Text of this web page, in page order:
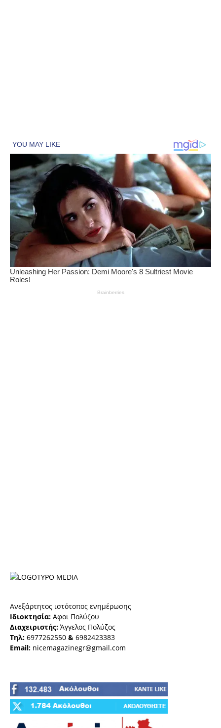
Ανεξάρτητος ιστότοπος ενημέρωσης
Ιδιοκτησία: Αφοι Πολύζου
Διαχειριστής: Άγγελος Πολύζος
Τηλ: 6977262550 & 6982423383
Email: nicemagazinegr@gmail.com